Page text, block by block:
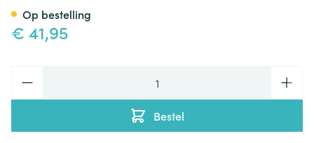
€ 41,95
Bestel
Op bestelling